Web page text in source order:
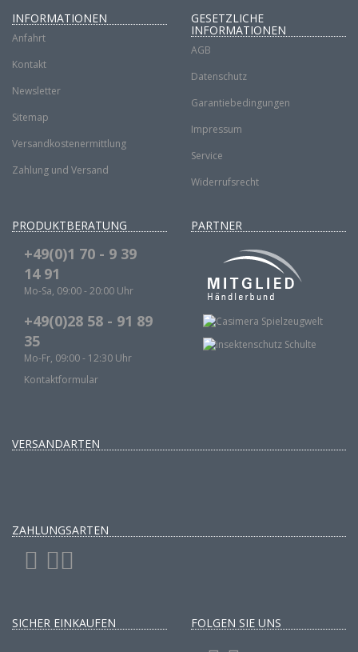
INFORMATIONEN
Anfahrt
Kontakt
Newsletter
Sitemap
Versandkostenermittlung
Zahlung und Versand
GESETZLICHE
INFORMATIONEN
AGB
Datenschutz
Garantiebedingungen
Impressum
Service
Widerrufsrecht
PRODUKTBERATUNG
+49(0)1 70 - 9 39
14 91
Mo-Sa, 09:00 - 20:00 Uhr
+49(0)28 58 - 91 89
35
Mo-Fr, 09:00 - 12:30 Uhr
Kontaktformular
PARTNER
VERSANDARTEN
ZAHLUNGSARTEN
SICHER EINKAUFEN FOLGEN SIE UNS